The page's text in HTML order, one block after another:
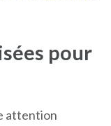
pour
attention